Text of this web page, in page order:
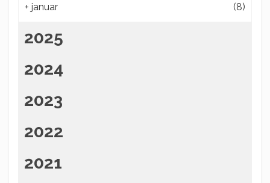
+ januar (8)
2025
2024
2023
2022
2021